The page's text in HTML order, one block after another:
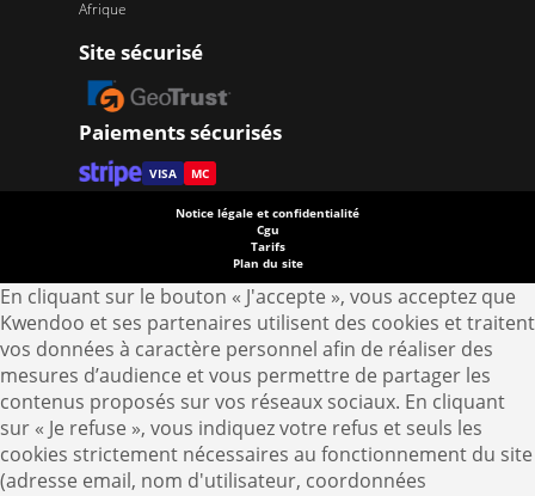
Afrique
Site sécurisé
Paiements sécurisés
VISA MC
Notice légale et confidentialité
Cgu
Tarifs
Plan du site
En cliquant sur le bouton « J'accepte », vous acceptez que
Kwendoo et ses partenaires utilisent des cookies et traitent
vos données à caractère personnel afin de réaliser des
mesures d’audience et vous permettre de partager les
contenus proposés sur vos réseaux sociaux. En cliquant
sur « Je refuse », vous indiquez votre refus et seuls les
cookies strictement nécessaires au fonctionnement du site
(adresse email, nom d'utilisateur, coordonnées